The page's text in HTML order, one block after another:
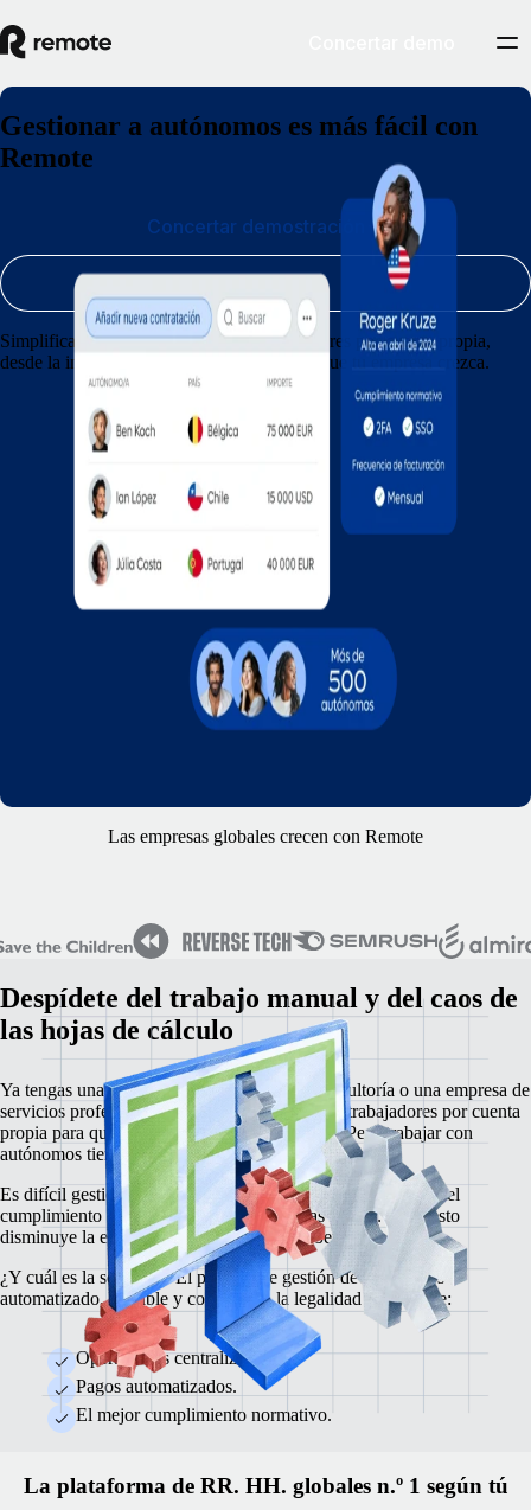
Gestionar a autónomos es más fácil con
Remote
Simplifica la administración de tus trabajadores por cuenta propia,
desde la integración hasta los pagos, y haz que tu empresa crezca.
Concertar demostración
Registrarse
Las empresas globales crecen con Remote
Despídete del trabajo manual y del caos de
las hojas de cálculo
Ya tengas una agencia de publicidad, una consultoría o una empresa de
servicios profesionales, confías en los mejores trabajadores por cuenta
propia para que realicen proyectos de calidad. Pero trabajar con
autónomos tiene sus particularidades.
Es difícil gestionarlo todo con rapidez: que si las nóminas y el
cumplimiento normativo, los contratos y las leyes... Todo esto
disminuye la eficiencia y los márgenes de beneficio.
¿Y cuál es la solución? El proceso de gestión de autónomos
automatizado, rentable y conforme a la legalidad de Remote:
Operaciones centralizadas.
Pagos automatizados.
El mejor cumplimiento normativo.
La plataforma de RR. HH. globales n.º 1 según tú